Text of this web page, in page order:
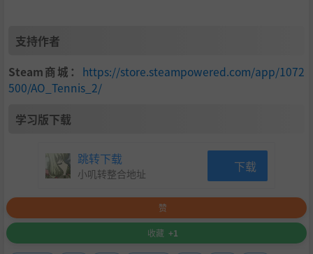
支持作者
Steam商城： https://store.steampowered.com/app/1072
500/AO_Tennis_2/
学习版下载
跳转下载
小叽转整合地址 下载
赞
收藏 +1